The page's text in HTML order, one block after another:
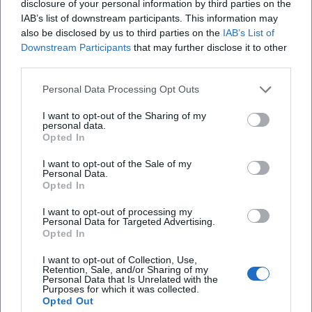
disclosure of your personal information by third parties on the
IAB’s list of downstream participants. This information may
also be disclosed by us to third parties on the IAB’s List of
Downstream Participants that may further disclose it to other
Personal Data Processing Opt Outs
I want to opt-out of the Sharing of my
personal data.
Opted In
I want to opt-out of the Sale of my
Personal Data.
Opted In
I want to opt-out of processing my
Personal Data for Targeted Advertising.
Opted In
I want to opt-out of Collection, Use,
Retention, Sale, and/or Sharing of my
Personal Data that Is Unrelated with the
Purposes for which it was collected.
Opted Out
Dialektinseln, Zäsuren – präzise durchkommen. Diese
technische Stringenz zahlt auf das Live-Erlebnis ein: Was
auf Platte arrangiert wirkt, entfaltet sich auf der Bühne mit
größerem Atem, improvisierten Übergängen und
Spontanität.
Genre und Einordnung: Gegenwartskabarett mit Pop- und
In musikgeschichtlicher Perspektive knüpft Bumillo an
eine Tradition des musikalischen Kabaretts an, aktualisiert
Wo klassisches Kabarett Chansonstrukturen nutzte, setzt
er auf Beat, Strophe, Hook – und bringt damit die
Klanglogik heutiger Popkultur in den Kleinkunstraum.
Inhaltlich verschränkt er Gesellschaftskritik mit Nahsicht
auf Familie, Männlichkeitsbilder, Care-Arbeit. Ergebnis ist
ein zeitgemäßer Sound des Kabaretts, der jüngere Publika
anspricht, ohne die Tiefe des Genres aufzugeben.
Kultureller Einfluss: Sprache als Instrument, Alltag als
Partitur